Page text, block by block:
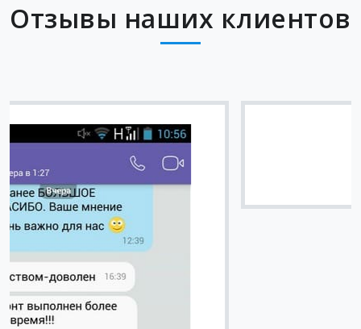
Отзывы наших клиентов
Вячеслав